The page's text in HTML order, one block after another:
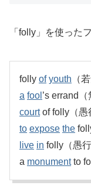
「folly」を使った
folly of youth （
a fool ’s errand（
courtof folly（愚
to expose the
live in folly（愚
a monumentto